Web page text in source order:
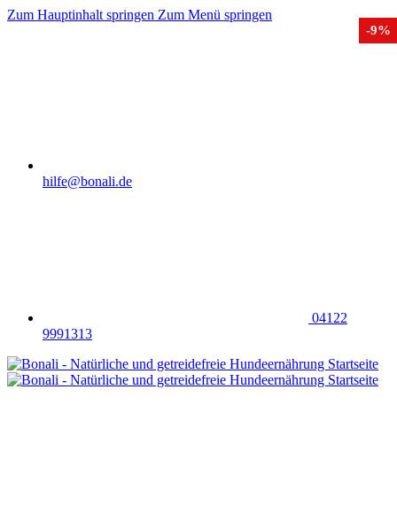
Zum Hauptinhalt springen Zum Menü springen
hilfe@bonali.de
04122
9991313
-9%